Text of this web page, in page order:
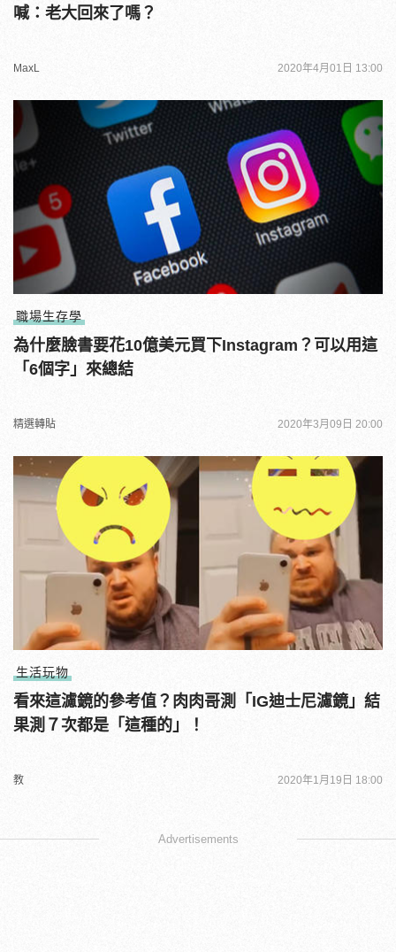
喊：老大回來了嗎？
MaxL 2020年4月01日 13:00
職場生存學
為什麼臉書要花10億美元買下Instagram？可以用這
「6個字」來總結
精選轉貼 2020年3月09日 20:00
生活玩物
看來這濾鏡的參考值？肉肉哥測「IG迪士尼濾鏡」結
果測７次都是「這種的」！
教 2020年1月19日 18:00
Advertisements